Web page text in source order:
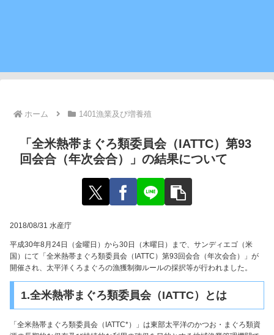
ホーム 1401漁業及び増養殖
「全米熱帯まぐろ類委員会（IATTC）第93
回会合（年次会合）」の結果について
2018/08/31 水産庁
平成30年8月24日（金曜日）から30日（木曜日）まで、サンディエゴ（米
国）にて「全米熱帯まぐろ類委員会（IATTC）第93回会合（年次会合）」が
開催され、太平洋くろまぐろの漁獲制御ルールの採択等が行われました。
1.全米熱帯まぐろ類委員会（IATTC）とは
「全米熱帯まぐろ類委員会（IATTC*）」は東部太平洋のかつお・まぐろ類資